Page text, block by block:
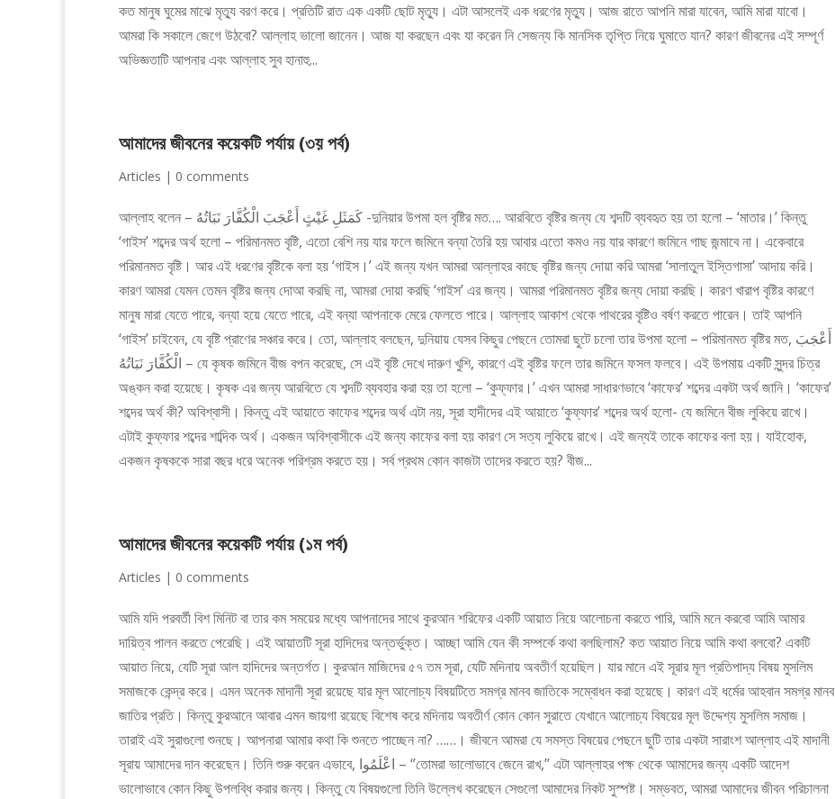
কত মানুষ ঘুমের মাঝে মৃত্যু বরণ করে। প্রতিটি রাত এক একটি ছোট মৃত্যু। এটা আসলেই এক ধরণের মৃত্যু। আজ রাতে আপনি মারা যাবেন, আমি মারা যাবো।
আমরা কি সকালে জেগে উঠবো? আল্লাহ ভালো জানেন। আজ যা করছেন এবং যা করেন নি সেজন্য কি মানসিক তৃপ্তি নিয়ে ঘুমাতে যান? কারণ জীবনের এই সম্পূর্ণ
অভিজ্ঞতাটি আপনার এবং আল্লাহ সুব হানাহু...
আমাদের জীবনের কয়েকটি পর্যায় (৩য় পর্ব)
Articles | 0 comments
আল্লাহ বলেন – كَمَثَلِ غَيْثٍ أَعْجَبَ الْكُفَّارَ نَبَاتُهُ -দুনিয়ার উপমা হল বৃষ্টির মত…. আরবিতে বৃষ্টির জন্য যে শব্দটি ব্যবহৃত হয় তা হলো – ‘মাতার।’ কিন্তু
‘গাইস’ শব্দের অর্থ হলো – পরিমানমত বৃষ্টি, এতো বেশি নয় যার ফলে জমিনে বন্যা তৈরি হয় আবার এতো কমও নয় যার কারণে জমিনে গাছ জন্মাবে না। একেবারে
পরিমানমত বৃষ্টি। আর এই ধরণের বৃষ্টিকে বলা হয় ‘গাইস।’ এই জন্য যখন আমরা আল্লাহর কাছে বৃষ্টির জন্য দোয়া করি আমরা ‘সালাতুল ইস্তিগাসা’ আদায় করি।
কারণ আমরা যেমন তেমন বৃষ্টির জন্য দোআ করছি না, আমরা দোয়া করছি ‘গাইস’ এর জন্য। আমরা পরিমানমত বৃষ্টির জন্য দোয়া করছি। কারণ খারাপ বৃষ্টির কারণে
মানুষ মারা যেতে পারে, বন্যা হয়ে যেতে পারে, এই বন্যা আপনাকে মেরে ফেলতে পারে। আল্লাহ আকাশ থেকে পাথরের বৃষ্টিও বর্ষণ করতে পারেন। তাই আপনি
‘গাইস’ চাইবেন, যে বৃষ্টি প্রাণের সঞ্চার করে। তো, আল্লাহ বলছেন, দুনিয়ায় যেসব কিছুর পেছনে তোমরা ছুটে চলো তার উপমা হলো – পরিমানমত বৃষ্টির মত, أَعْجَبَ
الْكُفَّارَ نَبَاتُهُ – যে কৃষক জমিনে বীজ বপন করেছে, সে এই বৃষ্টি দেখে দারুণ খুশি, কারণে এই বৃষ্টির ফলে তার জমিনে ফসল ফলবে। এই উপমায় একটি সুন্দর চিত্র
অঙ্কন করা হয়েছে। কৃষক এর জন্য আরবিতে যে শব্দটি ব্যবহার করা হয় তা হলো – ‘কুফ্ফার।’ এখন আমরা সাধারণভাবে ‘কাফের’ শব্দের একটা অর্থ জানি। ‘কাফের’
শব্দের অর্থ কী? অবিশ্বাসী। কিন্তু এই আয়াতে কাফের শব্দের অর্থ এটা নয়, সূরা হাদীদের এই আয়াতে ‘কুফ্ফার’ শব্দের অর্থ হলো- যে জমিনে বীজ লুকিয়ে রাখে।
এটাই কুফ্ফার শব্দের শাব্দিক অর্থ। একজন অবিশ্বাসীকে এই জন্য কাফের বলা হয় কারণ সে সত্য লুকিয়ে রাখে। এই জন্যই তাকে কাফের বলা হয়। যাইহোক,
একজন কৃষককে সারা বছর ধরে অনেক পরিশ্রম করতে হয়। সর্ব প্রথম কোন কাজটা তাদের করতে হয়? বীজ...
আমাদের জীবনের কয়েকটি পর্যায় (১ম পর্ব)
Articles | 0 comments
আমি যদি পরবর্তী বিশ মিনিট বা তার কম সময়ের মধ্যে আপনাদের সাথে কুরআন শরিফের একটি আয়াত নিয়ে আলোচনা করতে পারি, আমি মনে করবো আমি আমার
দায়িত্ব পালন করতে পেরেছি। এই আয়াতটি সূরা হাদিদের অন্তর্ভুক্ত। আচ্ছা আমি যেন কী সম্পর্কে কথা বলছিলাম? কত আয়াত নিয়ে আমি কথা বলবো? একটি
আয়াত নিয়ে, যেটি সূরা আল হাদিদের অন্তর্গত। কুরআন মাজিদের ৫৭ তম সূরা, যেটি মদিনায় অবতীর্ণ হয়েছিল। যার মানে এই সূরার মূল প্রতিপাদ্য বিষয় মুসলিম
সমাজকে কেন্দ্র করে। এমন অনেক মাদানী সূরা রয়েছে যার মূল আলোচ্য বিষয়টিতে সমগ্র মানব জাতিকে সম্বোধন করা হয়েছে। কারণ এই ধর্মের আহবান সমগ্র মানব
জাতির প্রতি। কিন্তু কুরআনে আবার এমন জায়গা রয়েছে বিশেষ করে মদিনায় অবতীর্ণ কোন কোন সুরাতে যেখানে আলোচ্য বিষয়ের মূল উদ্দেশ্য মুসলিম সমাজ।
তারাই এই সুরাগুলো শুনছে। আপনারা আমার কথা কি শুনতে পাচ্ছেন না? ……। জীবনে আমরা যে সমস্ত বিষয়ের পেছনে ছুটি তার একটা সারাংশ আল্লাহ এই মাদানী
সূরায় আমাদের দান করেছেন। তিনি শুরু করেন এভাবে, اعْلَمُوا – ‘’তোমরা ভালোভাবে জেনে রাখ,’’ এটা আল্লাহর পক্ষ থেকে আমাদের জন্য একটি আদেশ
ভালোভাবে কোন কিছু উপলব্ধি করার জন্য। কিন্তু যে বিষয়গুলো তিনি উল্লেখ করেছেন সেগুলো আমাদের নিকট সুস্পষ্ট। সম্ভবত, আমরা আমাদের জীবন পরিচালনা